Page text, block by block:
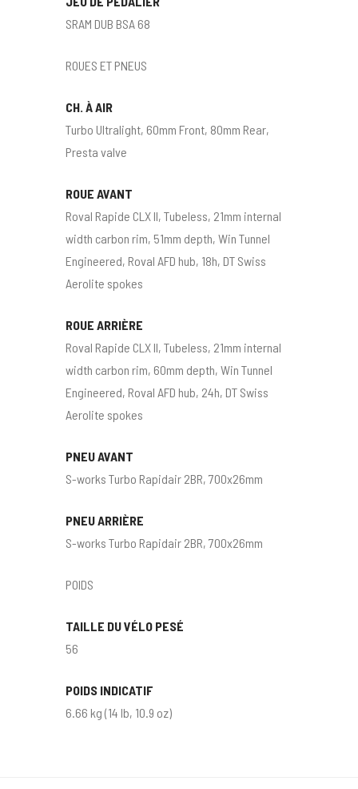
SRAM DUB BSA 68
ROUES ET PNEUS
CH. À AIR
Turbo Ultralight, 60mm Front, 80mm Rear,
Presta valve
ROUE AVANT
Roval Rapide CLX II, Tubeless, 21mm internal
width carbon rim, 51mm depth, Win Tunnel
Engineered, Roval AFD hub, 18h, DT Swiss
Aerolite spokes
ROUE ARRIÈRE
Roval Rapide CLX II, Tubeless, 21mm internal
width carbon rim, 60mm depth, Win Tunnel
Engineered, Roval AFD hub, 24h, DT Swiss
Aerolite spokes
PNEU AVANT
S-works Turbo Rapidair 2BR, 700x26mm
PNEU ARRIÈRE
S-works Turbo Rapidair 2BR, 700x26mm
POIDS
TAILLE DU VÉLO PESÉ
56
POIDS INDICATIF
6.66 kg (14 lb, 10.9 oz)